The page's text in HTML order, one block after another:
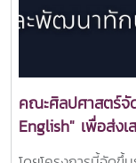
คณะศิลปศาสตร์จั
English" เพื่อส่ง
อังกฤษของนักศึก